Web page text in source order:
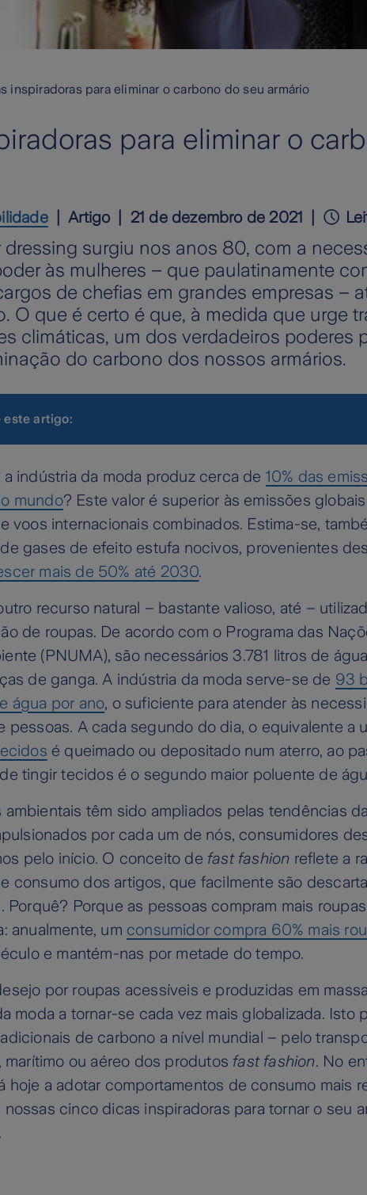
inspiradoras para eliminar o carbono do seu armário
para eliminar o
Artigo 21 de dezembro de 2021
dressing surgiu nos anos 80, com a
às mulheres – que paulatinamente
de chefias em grandes empresas –
O que é certo é que, à medida que urge
climáticas, um dos verdadeiros poderes
do carbono dos nossos armários.
este artigo:
a indústria da moda produz cerca de 10% das
mundo? Este valor é superior às emissões
voos internacionais combinados. Estima-se,
gases de efeito estufa nocivos, provenientes
mais de 50% até 2030.
recurso natural – bastante valioso, até –
de roupas. De acordo com o Programa das
(PNUMA), são necessários 3.781 litros de
de ganga. A indústria da moda serve-se de 93
água por ano, o suficiente para atender às
pessoas. A cada segundo do dia, o equivalente a
é queimado ou depositado num aterro, ao
tingir tecidos é o segundo maior poluente de
ambientais têm sido ampliados pelas tendências
por cada um de nós, consumidores
pelo início. O conceito de fast fashion reflete a
consumo dos artigos, que facilmente são
Porquê? Porque as pessoas compram mais
anualmente, um consumidor compra 60% mais
e mantém-nas por metade do tempo.
por roupas acessíveis e produzidas em
moda a tornar-se cada vez mais globalizada. Isto
de carbono a nível mundial – pelo
marítimo ou aéreo dos produtos fast fashion. No
hoje a adotar comportamentos de consumo mais
nossas cinco dicas inspiradoras para tornar o seu